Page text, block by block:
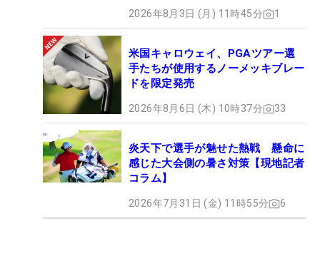
2026年8月3日 (月) 11時45分 1
米国キャロウェイ、PGAツアー選
手たちが使用するノーメッキブレー
ドを限定発売
2026年8月6日 (木) 10時37分 33
炎天下で選手が魅せた熱戦 懸命に
感じた大会側の暑さ対策【現地記者
コラム】
2026年7月31日 (金) 11時55分 6